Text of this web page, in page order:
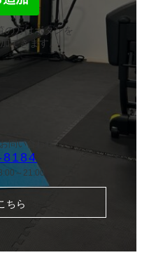
方はボタンを
できます。
問い合わせ
～21:00
ちら